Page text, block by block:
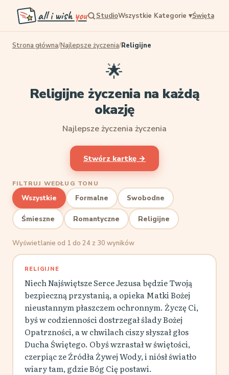
all i wish you StudioWszystkie Kategorie ▾Święta
Strona główna/Najlepsze życzenia/Religijne
🌟
Religijne życzenia na każdą
okazję
Najlepsze życzenia życzenia
Stwórz kartkę →
FILTRUJ WEDŁUG TONU
Wszystkie Formalne Swobodne
Śmieszne Romantyczne Religijne
Wyświetlanie od 1 do 24 z 30 wyników
RELIGIJNE
Niech Najświętsze Serce Jezusa będzie Twoją
bezpieczną przystanią, a opieka Matki Bożej
nieustannym płaszczem ochronnym. Życzę Ci,
byś w codzienności dostrzegał ślady Bożej
Opatrzności, a w chwilach ciszy słyszał głos
Ducha Świętego. Obyś wzrastał w świętości,
czerpiąc ze Źródła Żywej Wody, i niósł światło
wiary tam, gdzie Bóg Cię postawi.